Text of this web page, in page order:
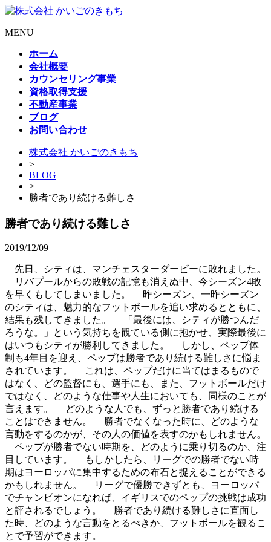
MENU
ホーム
会社概要
カウンセリング事業
資格取得支援
不動産事業
ブログ
お問い合わせ
株式会社 かいごのきもち
>
BLOG
>
勝者であり続ける難しさ
勝者であり続ける難しさ
2019/12/09
先日、シティは、マンチェスターダービーに敗れました。
リバプールからの敗戦の記憶も消えぬ中、今シーズン4敗
を早くもしてしまいました。 昨シーズン、一昨シーズン
のシティは、魅力的なフットボールを追い求めるとともに、
結果も残してきました。 「最後には、シティが勝つんだ
ろうな。」という気持ちを観ている側に抱かせ、実際最後に
はいつもシティが勝利してきました。 しかし、ペップ体
制も4年目を迎え、ペップは勝者であり続ける難しさに悩ま
されています。 これは、ペップだけに当てはまるもので
はなく、どの監督にも、選手にも、また、フットボールだけ
ではなく、どのような仕事や人生においても、同様のことが
言えます。 どのような人でも、ずっと勝者であり続ける
ことはできません。 勝者でなくなった時に、どのような
言動をするのかが、その人の価値を表すのかもしれません。
ペップが勝者でない時期を、どのように乗り切るのか、注
目しています。 もしかしたら、リーグでの勝者でない時
期はヨーロッパに集中するための布石と捉えることができる
かもしれません。 リーグで優勝できずとも、ヨーロッパ
でチャンピオンになれば、イギリスでのペップの挑戦は成功
と評されるでしょう。 勝者であり続ける難しさに直面し
た時、どのような言動をとるべきか、フットボールを観るこ
とで予習ができます。